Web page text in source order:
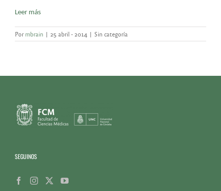
Leer más
Pormbrain | 25 abril - 2014 | Sin categoría
SEGUINOS